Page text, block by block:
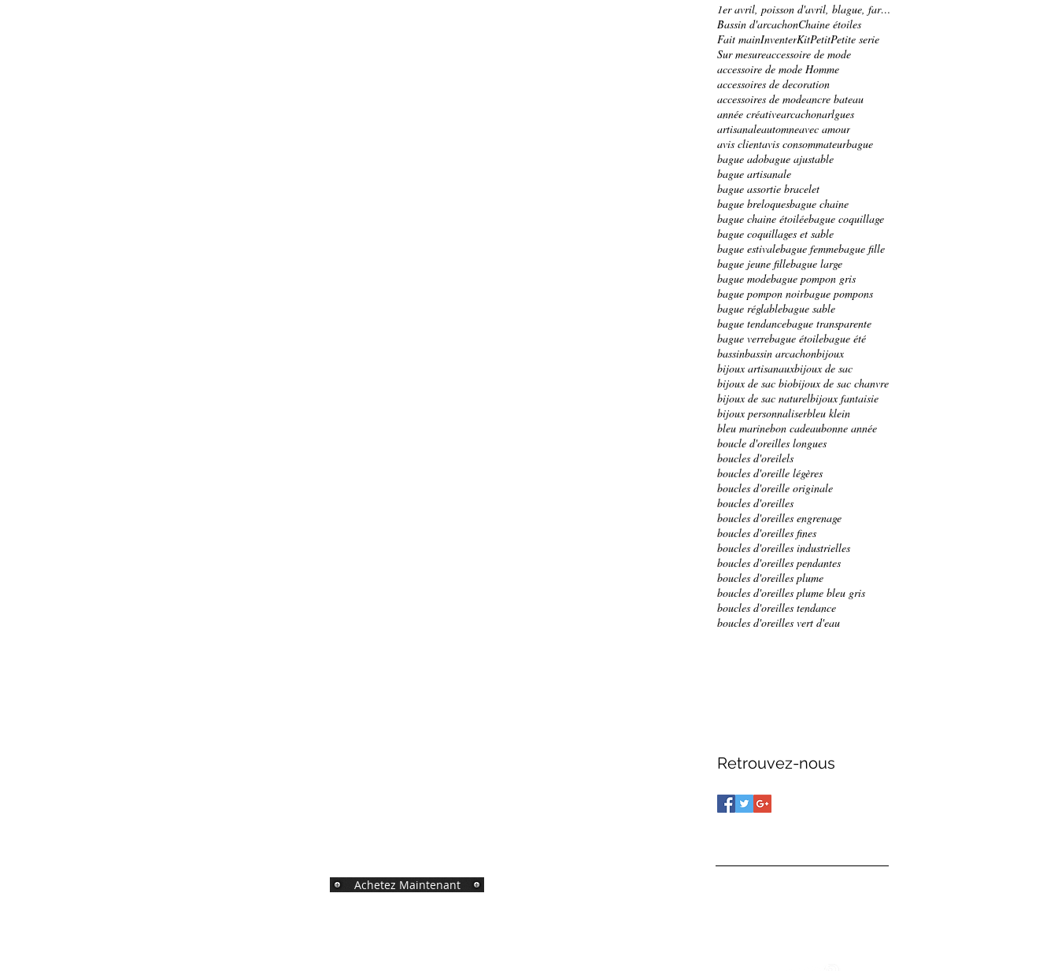
Achetez Maintenant
1er avril, poisson d'avril, blague, farce, bracele
Bassin d'arcachonChaine étoiles
Fait mainInventerKitPetitPetite serie
Sur mesureaccessoire de mode
accessoire de mode Homme
accessoires de decoration
accessoires de modeancre bateau
année créativearcachonarlgues
artisanaleautomneavec amour
avis clientavis consommateurbague
bague adobague ajustable
bague artisanale
bague assortie bracelet
bague breloquesbague chaine
bague chaine étoiléebague coquillage
bague coquillages et sable
bague estivalebague femmebague fille
bague jeune fillebague large
bague modebague pompon gris
bague pompon noirbague pompons
bague réglablebague sable
bague tendancebague transparente
bague verrebague étoilebague été
bassinbassin arcachonbijoux
bijoux artisanauxbijoux de sac
bijoux de sac biobijoux de sac chanvre
bijoux de sac naturelbijoux fantaisie
bijoux personnaliserbleu klein
bleu marinebon cadeaubonne année
boucle d'oreilles longues
boucles d'oreilels
boucles d'oreille légères
boucles d'oreille originale
boucles d'oreilles
boucles d'oreilles engrenage
boucles d'oreilles fines
boucles d'oreilles industrielles
boucles d'oreilles pendantes
boucles d'oreilles plume
boucles d'oreilles plume bleu gris
boucles d'oreilles tendance
boucles d'oreilles vert d'eau
Retrouvez-nous